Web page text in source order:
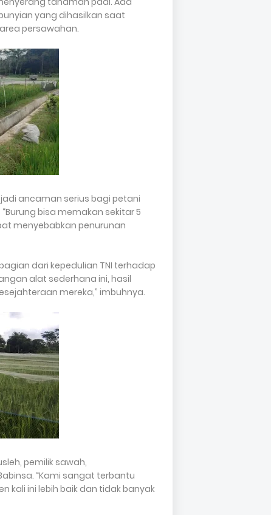
yang dihasilkan saat
persawahan.
ancaman serius bagi petani
bisa memakan sekitar 5
menyebabkan penurunan
dari kepedulian TNI terhadap
alat sederhana ini, hasil
mereka,” imbuhnya.
pemilik sawah,
“Kami sangat terbantu
kali ini lebih baik dan tidak banyak